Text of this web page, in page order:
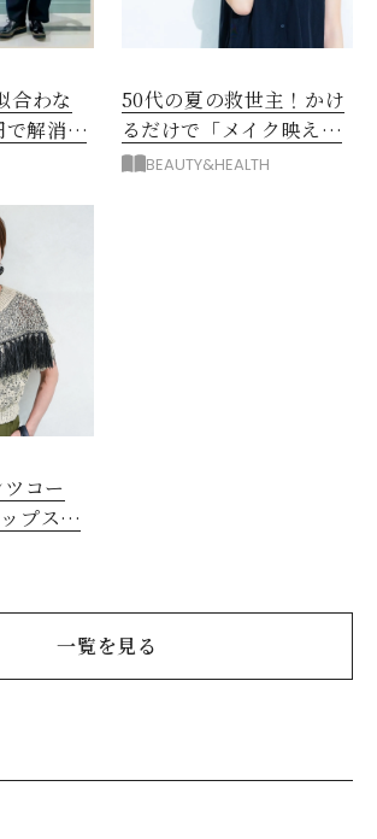
合わな
解消！
スが神
50代の夏の救世主！かけ
るだけで「メイク映え」
する眼鏡
BEAUTY&HEALTH
コー
プスを
カラー
一覧を見る